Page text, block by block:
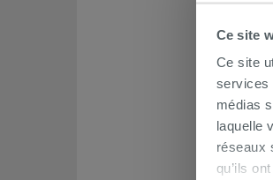
Ce site
Ce site
services
médias
laquelle
réseaux
qu’ils